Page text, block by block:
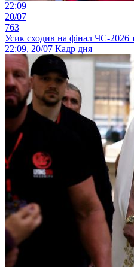
22:09
20/07
763
Усик сходив на фінал ЧС-2026
22:09, 20/07 Кадр дня